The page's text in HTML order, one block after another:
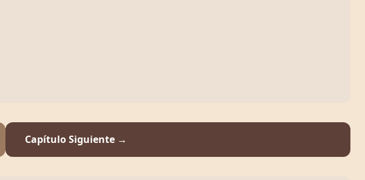
Capítulo Siguiente →